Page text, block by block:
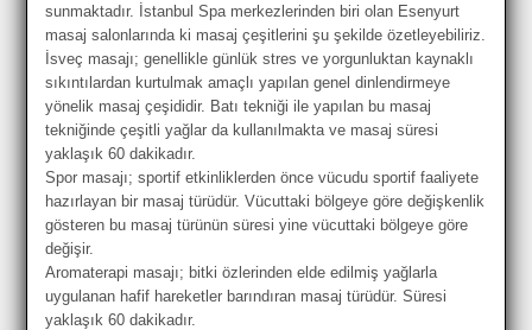
sunmaktadır. İstanbul Spa merkezlerinden biri olan Esenyurt
masaj salonlarında ki masaj çeşitlerini şu şekilde özetleyebiliriz.
İsveç masajı; genellikle günlük stres ve yorgunluktan kaynaklı
sıkıntılardan kurtulmak amaçlı yapılan genel dinlendirmeye
yönelik masaj çeşididir. Batı tekniği ile yapılan bu masaj
tekniğinde çeşitli yağlar da kullanılmakta ve masaj süresi
yaklaşık 60 dakikadır.
Spor masajı; sportif etkinliklerden önce vücudu sportif faaliyete
hazırlayan bir masaj türüdür. Vücuttaki bölgeye göre değişkenlik
gösteren bu masaj türünün süresi yine vücuttaki bölgeye göre
değişir.
Aromaterapi masajı; bitki özlerinden elde edilmiş yağlarla
uygulanan hafif hareketler barındıran masaj türüdür. Süresi
yaklaşık 60 dakikadır.